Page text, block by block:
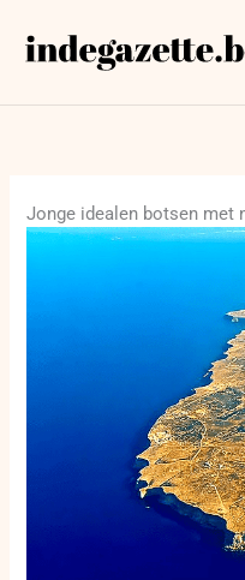
naar
Jonge idealen botsen met